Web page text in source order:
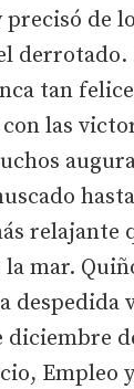
de
tan
las
relajante
mar.
despedida
Empleo